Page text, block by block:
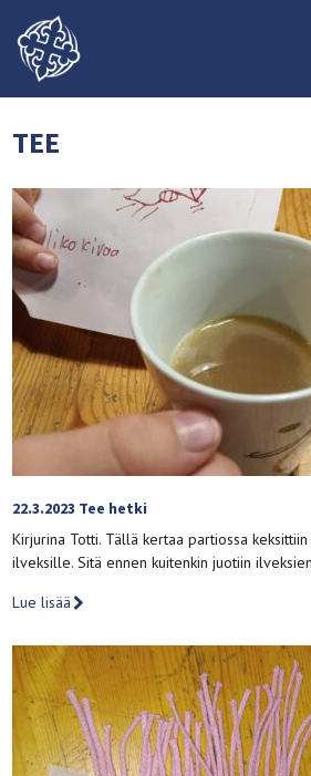
TEE
22.3.2023 Tee hetki
Kirjurina Totti. Tällä kertaa partiossa
ilveksille. Sitä ennen kuitenkin juotiin
Lue lisää